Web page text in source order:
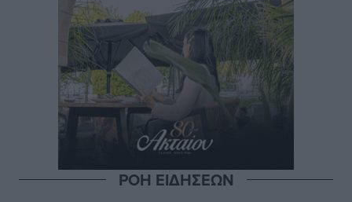
ΡΟΗ ΕΙΔΗΣΕΩΝ